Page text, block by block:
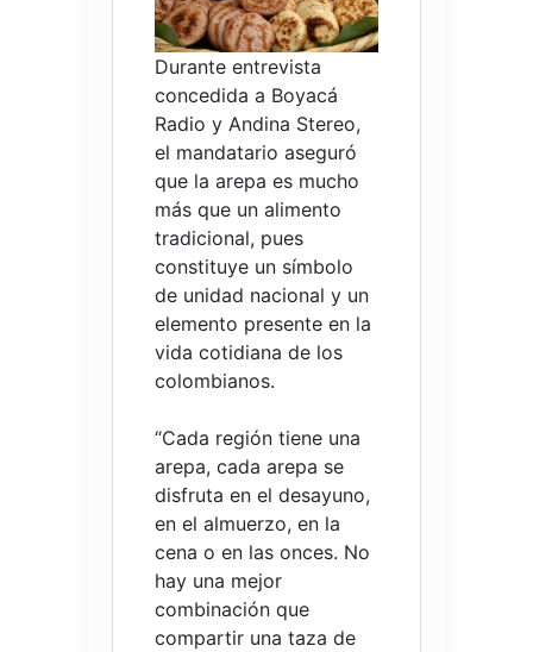
Durante entrevista
concedida a Boyacá
Radio y Andina Stereo,
el mandatario aseguró
que la arepa es mucho
más que un alimento
tradicional, pues
constituye un símbolo
de unidad nacional y un
elemento presente en la
vida cotidiana de los
colombianos.
“Cada región tiene una
arepa, cada arepa se
disfruta en el desayuno,
en el almuerzo, en la
cena o en las onces. No
hay una mejor
combinación que
compartir una taza de